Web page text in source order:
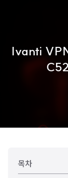
Ivanti
목차